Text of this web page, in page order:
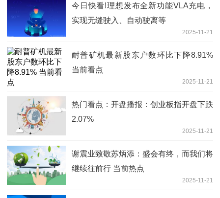
今日快看!理想发布全新功能VLA充电，
实现无缝驶入、自动驶离等
2025-11-21
耐普矿机最新股东户数环比下降8.91%
当前看点
2025-11-21
热门看点：开盘播报：创业板指开盘下跌
2.07%
2025-11-21
谢震业致敬苏炳添：盛会有终，而我们将
继续往前行 当前热点
2025-11-21